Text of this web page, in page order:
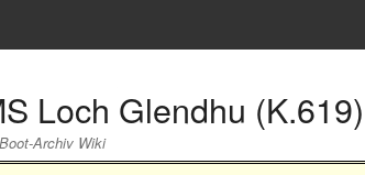
Loch Glendhu (K.619)
Archiv Wiki